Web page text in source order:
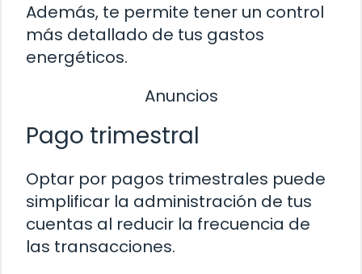
Además, te permite tener un control
más detallado de tus gastos
energéticos.
Anuncios
Pago trimestral
Optar por pagos trimestrales puede
simplificar la administración de tus
cuentas al reducir la frecuencia de
las transacciones.